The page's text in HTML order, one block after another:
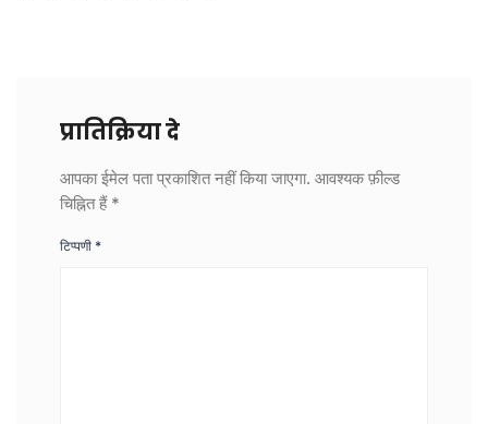
प्रातिक्रिया दे
आपका ईमेल पता प्रकाशित नहीं किया जाएगा. आवश्यक फ़ील्ड
चिह्नित हैं *
टिप्पणी *